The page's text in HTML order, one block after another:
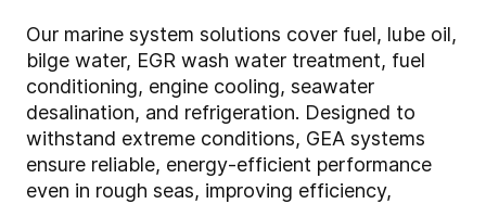
Our marine system solutions cover fuel, lube oil,
bilge water, EGR wash water treatment, fuel
conditioning, engine cooling, seawater
desalination, and refrigeration. Designed to
withstand extreme conditions, GEA systems
ensure reliable, energy-efficient performance
even in rough seas, improving efficiency,